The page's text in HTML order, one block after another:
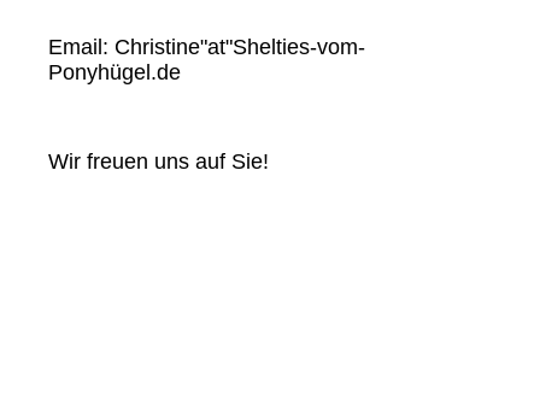
Email: Christine"at"Shelties-vom-
Ponyhügel.de
Wir freuen uns auf Sie!